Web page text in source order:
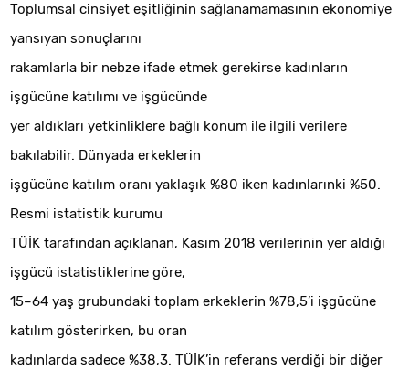
Toplumsal cinsiyet eşitliğinin sağlanamamasının ekonomiye
yansıyan sonuçlarını
rakamlarla bir nebze ifade etmek gerekirse kadınların
işgücüne katılımı ve işgücünde
yer aldıkları yetkinliklere bağlı konum ile ilgili verilere
bakılabilir. Dünyada erkeklerin
işgücüne katılım oranı yaklaşık %80 iken kadınlarınki %50.
Resmi istatistik kurumu
TÜİK tarafından açıklanan, Kasım 2018 verilerinin yer aldığı
işgücü istatistiklerine göre,
15–64 yaş grubundaki toplam erkeklerin %78,5’i işgücüne
katılım gösterirken, bu oran
kadınlarda sadece %38,3. TÜİK’in referans verdiği bir diğer